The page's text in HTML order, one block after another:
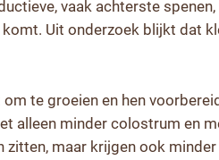
vaak achterste
Uit onderzoek blijkt dat
te groeien en hen
alleen minder colostrum en
maar krijgen ook